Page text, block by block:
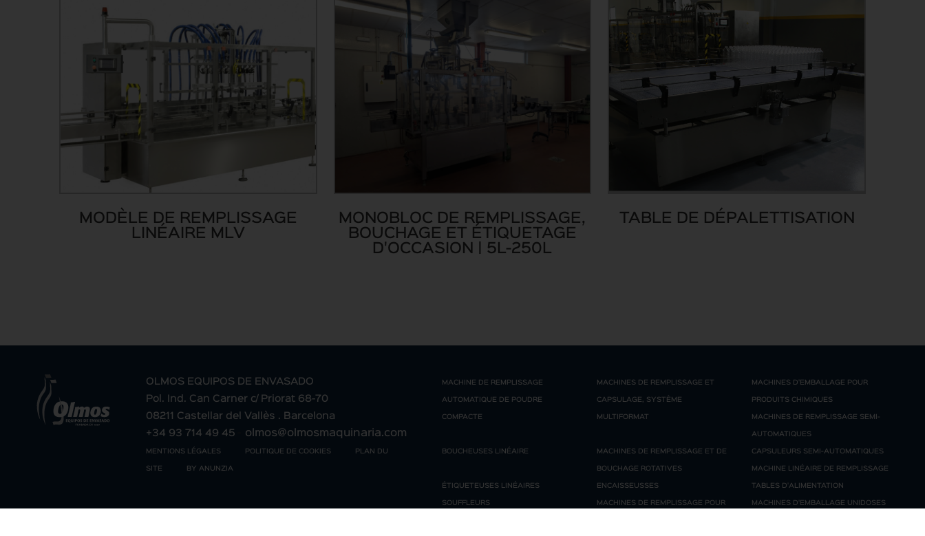
MODÈLE DE REMPLISSAGE
LINÉAIRE MLV
MONOBLOC DE REMPLISSAGE,
BOUCHAGE ET ÉTIQUETAGE
D'OCCASION | 5L-250L
TABLE DE DÉPALETTISATION
OLMOS EQUIPOS DE ENVASADO
Pol. Ind. Can Carner c/ Priorat 68-70
08211 Castellar del Vallès . Barcelona
+34 93 714 49 45
olmos@olmosmaquinaria.com
MENTIONS LÉGALES POLITIQUE DE COOKIES PLAN DU
SITE BY ANUNZIA
MACHINE DE REMPLISSAGE
AUTOMATIQUE DE POUDRE
COMPACTE
MACHINES DE REMPLISSAGE ET
CAPSULAGE, SYSTÈME
MULTIFORMAT
MACHINES D'EMBALLAGE POUR
PRODUITS CHIMIQUES
MACHINES DE REMPLISSAGE SEMI-
AUTOMATIQUES
BOUCHEUSES LINÉAIRE MACHINES DE REMPLISSAGE ET DE
BOUCHAGE ROTATIVES
CAPSULEURS SEMI-AUTOMATIQUES
MACHINE LINÉAIRE DE REMPLISSAGE
ÉTIQUETEUSES LINÉAIRES ENCAISSEUSSES TABLES D'ALIMENTATION
SOUFFLEURS MACHINES DE REMPLISSAGE POUR MACHINES D'EMBALLAGE UNIDOSES